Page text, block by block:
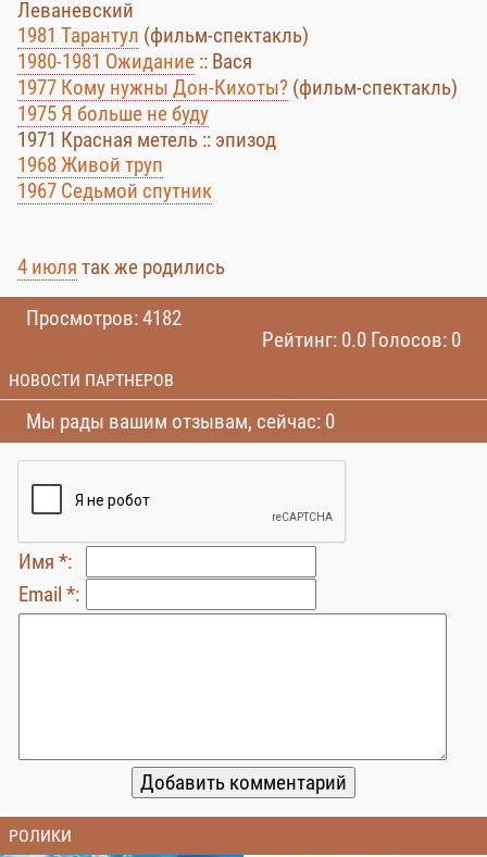
Леваневский
1981 Тарантул (фильм-спектакль)
1980-1981 Ожидание :: Вася
1977 Кому нужны Дон-Кихоты? (фильм-спектакль)
1975 Я больше не буду
1971 Красная метель :: эпизод
1968 Живой труп
1967 Седьмой спутник
4 июля так же родились
Просмотров: 4182
Рейтинг: 0.0 Голосов: 0
НОВОСТИ ПАРТНЕРОВ
Мы рады вашим отзывам, сейчас: 0
Имя *:
Email *:
РОЛИКИ